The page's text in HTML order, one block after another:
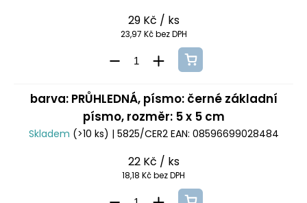
29 Kč / ks
23,97 Kč bez DPH
barva: PRŮHLEDNÁ, písmo: černé základní
písmo, rozměr: 5 x 5 cm
Skladem (>10 ks) | 5825/CER2 EAN: 08596699028484
22 Kč / ks
18,18 Kč bez DPH